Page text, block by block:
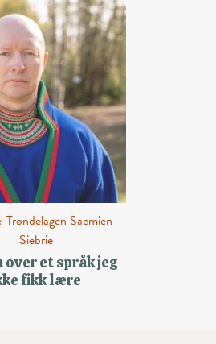
Saemien
Siebrie
over et språk jeg
fikk lære